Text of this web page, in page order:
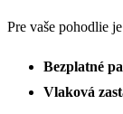
Pre vaše pohodlie
Bezplatné
Vlaková